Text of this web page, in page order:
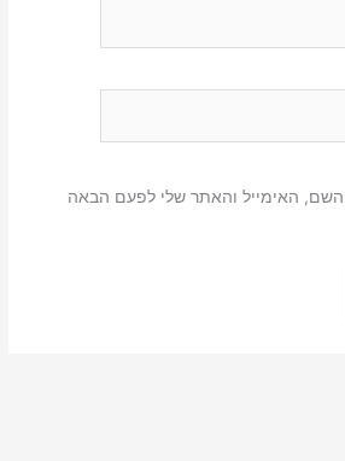
האימייל והאתר שלי לפעם הבאה